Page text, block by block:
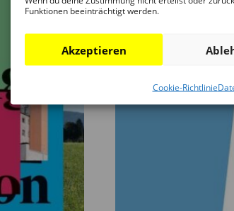
Funktionen beeinträchtigt werden.
Akzeptieren
Cookie-Richtlinie